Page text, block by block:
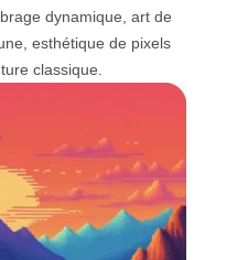
dynamique, art de
esthétique de pixels
classique.